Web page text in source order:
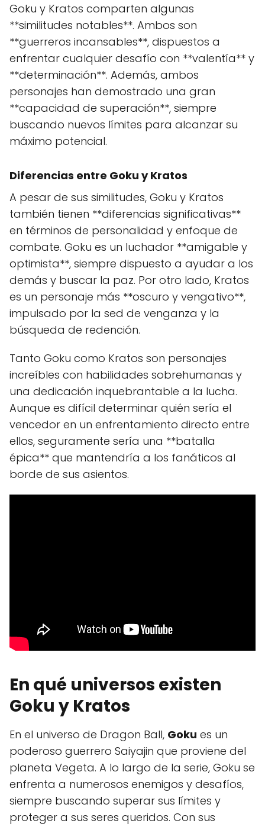
Goku y Kratos comparten algunas
**similitudes notables**. Ambos son
**guerreros incansables**, dispuestos a
enfrentar cualquier desafío con **valentía** y
**determinación**. Además, ambos
personajes han demostrado una gran
**capacidad de superación**, siempre
buscando nuevos límites para alcanzar su
máximo potencial.
Diferencias entre Goku y Kratos
A pesar de sus similitudes, Goku y Kratos
también tienen **diferencias significativas**
en términos de personalidad y enfoque de
combate. Goku es un luchador **amigable y
optimista**, siempre dispuesto a ayudar a los
demás y buscar la paz. Por otro lado, Kratos
es un personaje más **oscuro y vengativo**,
impulsado por la sed de venganza y la
búsqueda de redención.
Tanto Goku como Kratos son personajes
increíbles con habilidades sobrehumanas y
una dedicación inquebrantable a la lucha.
Aunque es difícil determinar quién sería el
vencedor en un enfrentamiento directo entre
ellos, seguramente sería una **batalla
épica** que mantendría a los fanáticos al
borde de sus asientos.
En qué universos existen
Goku y Kratos
En el universo de Dragon Ball, Goku es un
poderoso guerrero Saiyajin que proviene del
planeta Vegeta. A lo largo de la serie, Goku se
enfrenta a numerosos enemigos y desafíos,
siempre buscando superar sus límites y
proteger a sus seres queridos. Con sus